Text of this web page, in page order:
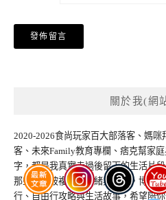
關於我(網
2020-2026食尚玩家百大部落客、媽
客、未來Family教育專欄、痞克幫家
字，都是我真實走過後留下的生活片
那些無法被複製的情緒與溫度，博士
行、自由行攻略與生活故事，希望陪